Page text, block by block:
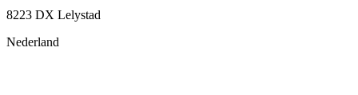
8223 DX Lelystad
Nederland